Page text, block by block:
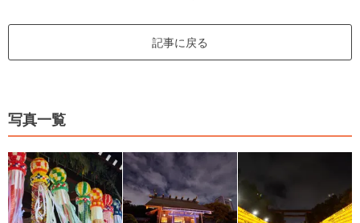
記事に戻る
写真一覧